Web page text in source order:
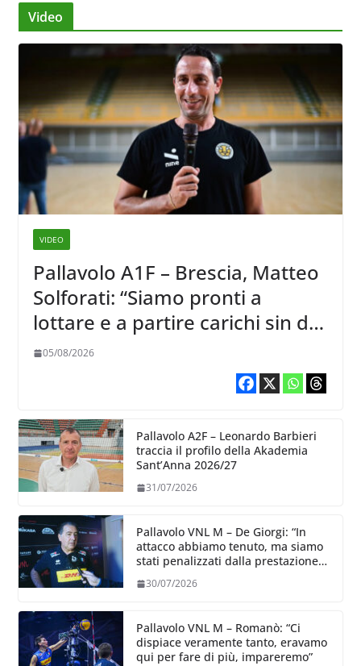
Video
VIDEO
Pallavolo A1F – Brescia, Matteo
Solforati: “Siamo pronti a
lottare e a partire carichi sin dal
primo giorno”
05/08/2026
Pallavolo A2F – Leonardo Barbieri
traccia il profilo della Akademia
Sant’Anna 2026/27
31/07/2026
Pallavolo VNL M – De Giorgi: “In
attacco abbiamo tenuto, ma siamo
stati penalizzati dalla prestazione
30/07/2026
Pallavolo VNL M – Romanò: “Ci
dispiace veramente tanto, eravamo
qui per fare di più, impareremo”